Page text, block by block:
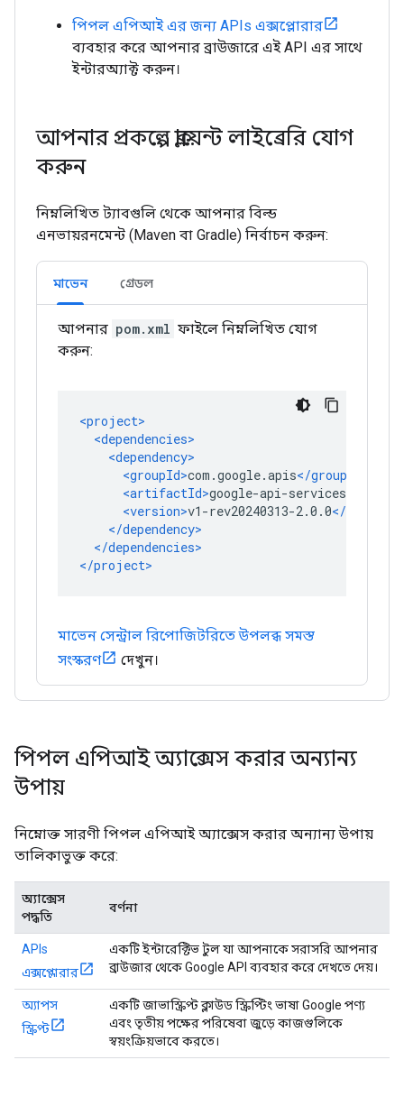
পিপল এপিআই এর জন্য APIs এক্সপ্লোরার
ব্যবহার করে আপনার ব্রাউজারে এই API এর সাথে
ইন্টারঅ্যাক্ট করুন।
আপনার প্রকল্পে ক্লায়েন্ট লাইব্রেরি যোগ
করুন
নিম্নলিখিত ট্যাবগুলি থেকে আপনার বিল্ড
এনভায়রনমেন্ট (Maven বা Gradle) নির্বাচন করুন:
মাভেন গ্রেডল
আপনার pom.xml ফাইলে নিম্নলিখিত যোগ
করুন:
মাভেন সেন্ট্রাল রিপোজিটরিতে উপলব্ধ সমস্ত
সংস্করণ
দেখুন।
পিপল এপিআই অ্যাক্সেস করার অন্যান্য
উপায়
নিম্নোক্ত সারণী পিপল এপিআই অ্যাক্সেস করার অন্যান্য উপায়
তালিকাভুক্ত করে:
অ্যাক্সেস
পদ্ধতি
বর্ণনা
APIs
এক্সপ্লোরার
একটি ইন্টারেক্টিভ টুল যা আপনাকে সরাসরি আপনার
ব্রাউজার থেকে Google API ব্যবহার করে দেখতে দেয়।
অ্যাপস
স্ক্রিপ্ট
একটি জাভাস্ক্রিপ্ট ক্লাউড স্ক্রিপ্টিং ভাষা Google পণ্য
এবং তৃতীয় পক্ষের পরিষেবা জুড়ে কাজগুলিকে
স্বয়ংক্রিয়ভাবে করতে।